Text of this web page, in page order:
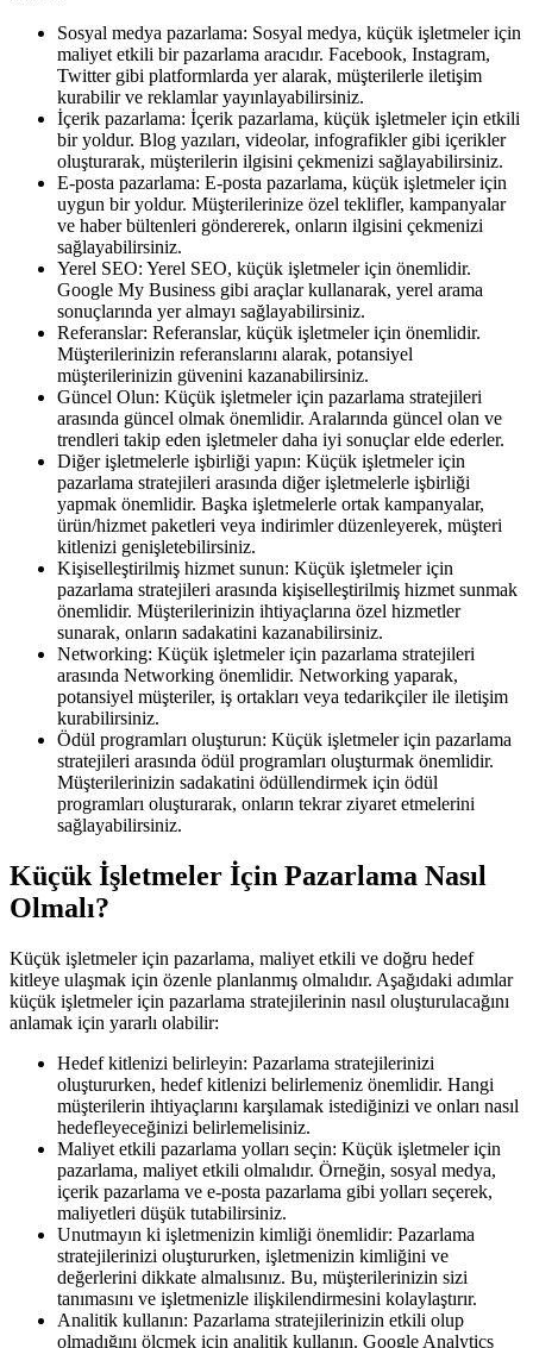
Sosyal medya pazarlama: Sosyal medya, küçük işletmeler için
maliyet etkili bir pazarlama aracıdır. Facebook, Instagram,
Twitter gibi platformlarda yer alarak, müşterilerle iletişim
kurabilir ve reklamlar yayınlayabilirsiniz.
İçerik pazarlama: İçerik pazarlama, küçük işletmeler için etkili
bir yoldur. Blog yazıları, videolar, infografikler gibi içerikler
oluşturarak, müşterilerin ilgisini çekmenizi sağlayabilirsiniz.
E-posta pazarlama: E-posta pazarlama, küçük işletmeler için
uygun bir yoldur. Müşterilerinize özel teklifler, kampanyalar
ve haber bültenleri göndererek, onların ilgisini çekmenizi
sağlayabilirsiniz.
Yerel SEO: Yerel SEO, küçük işletmeler için önemlidir.
Google My Business gibi araçlar kullanarak, yerel arama
sonuçlarında yer almayı sağlayabilirsiniz.
Referanslar: Referanslar, küçük işletmeler için önemlidir.
Müşterilerinizin referanslarını alarak, potansiyel
müşterilerinizin güvenini kazanabilirsiniz.
Güncel Olun: Küçük işletmeler için pazarlama stratejileri
arasında güncel olmak önemlidir. Aralarında güncel olan ve
trendleri takip eden işletmeler daha iyi sonuçlar elde ederler.
Diğer işletmelerle işbirliği yapın: Küçük işletmeler için
pazarlama stratejileri arasında diğer işletmelerle işbirliği
yapmak önemlidir. Başka işletmelerle ortak kampanyalar,
ürün/hizmet paketleri veya indirimler düzenleyerek, müşteri
kitlenizi genişletebilirsiniz.
Kişiselleştirilmiş hizmet sunun: Küçük işletmeler için
pazarlama stratejileri arasında kişiselleştirilmiş hizmet sunmak
önemlidir. Müşterilerinizin ihtiyaçlarına özel hizmetler
sunarak, onların sadakatini kazanabilirsiniz.
Networking: Küçük işletmeler için pazarlama stratejileri
arasında Networking önemlidir. Networking yaparak,
potansiyel müşteriler, iş ortakları veya tedarikçiler ile iletişim
kurabilirsiniz.
Ödül programları oluşturun: Küçük işletmeler için pazarlama
stratejileri arasında ödül programları oluşturmak önemlidir.
Müşterilerinizin sadakatini ödüllendirmek için ödül
programları oluşturarak, onların tekrar ziyaret etmelerini
sağlayabilirsiniz.
Küçük İşletmeler İçin Pazarlama Nasıl
Olmalı?
Küçük işletmeler için pazarlama, maliyet etkili ve doğru hedef
kitleye ulaşmak için özenle planlanmış olmalıdır. Aşağıdaki adımlar
küçük işletmeler için pazarlama stratejilerinin nasıl oluşturulacağını
anlamak için yararlı olabilir:
Hedef kitlenizi belirleyin: Pazarlama stratejilerinizi
oluştururken, hedef kitlenizi belirlemeniz önemlidir. Hangi
müşterilerin ihtiyaçlarını karşılamak istediğinizi ve onları nasıl
hedefleyeceğinizi belirlemelisiniz.
Maliyet etkili pazarlama yolları seçin: Küçük işletmeler için
pazarlama, maliyet etkili olmalıdır. Örneğin, sosyal medya,
içerik pazarlama ve e-posta pazarlama gibi yolları seçerek,
maliyetleri düşük tutabilirsiniz.
Unutmayın ki işletmenizin kimliği önemlidir: Pazarlama
stratejilerinizi oluştururken, işletmenizin kimliğini ve
değerlerini dikkate almalısınız. Bu, müşterilerinizin sizi
tanımasını ve işletmenizle ilişkilendirmesini kolaylaştırır.
Analitik kullanın: Pazarlama stratejilerinizin etkili olup
olmadığını ölçmek için analitik kullanın. Google Analytics